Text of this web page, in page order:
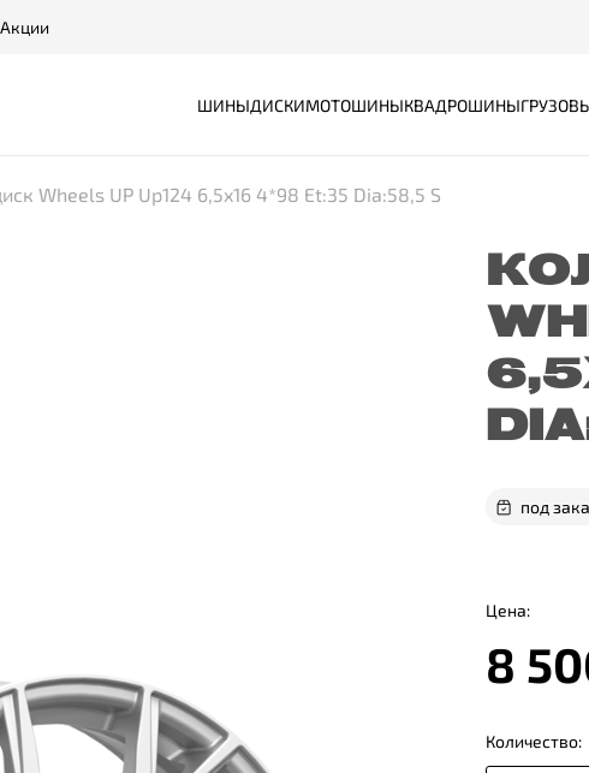
Акции
ШИНЫДИСКИМОТОШИНЫКВАДРОШИНЫ
Wheels UP Up124 6,5x16 4*98 Et:35 Dia:58,5 S
под
Цена:
8
Количество: